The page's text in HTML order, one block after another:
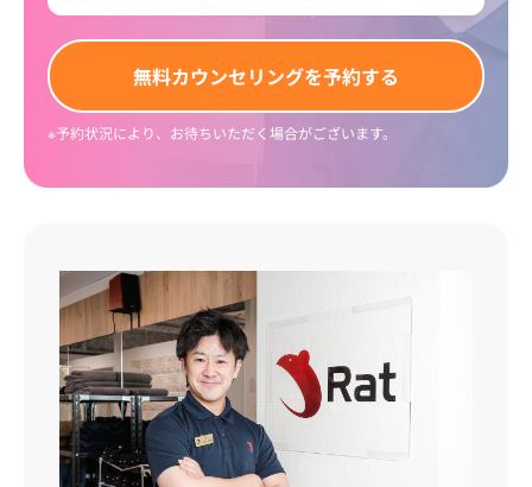
無料カウンセリングを予約する
※予約状況により、お待ちいただく場合がございます。